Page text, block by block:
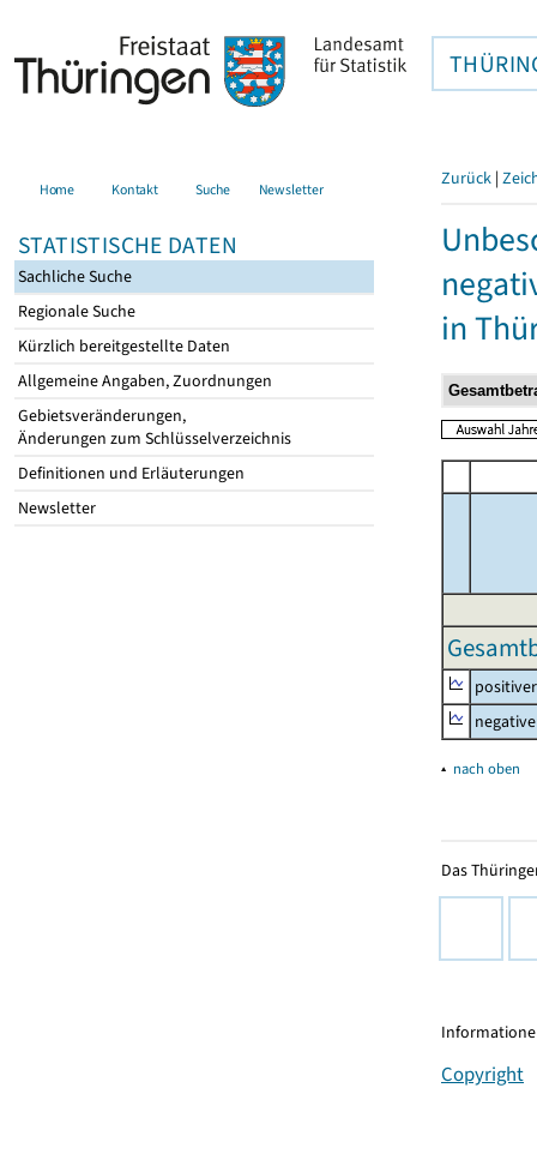
Home Kontakt Suche Newsletter
STATISTISCHE DATEN
Sachliche Suche
Regionale Suche
Kürzlich bereitgestellte Daten
Allgemeine Angaben, Zuordnungen
Gebietsveränderungen,
Änderungen zum Schlüsselverzeichnis
Definitionen und Erläuterungen
Newsletter
Zurück |
in
▴ nach oben
Das
Copyright